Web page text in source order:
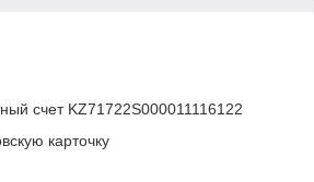
счет KZ71722S000011116122
карточку